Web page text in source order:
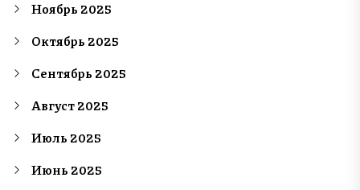
Ноябрь 2025
Октябрь 2025
Сентябрь 2025
Август 2025
Июль 2025
Июнь 2025